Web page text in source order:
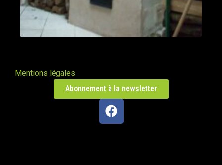
Mentions légales
Abonnement à la newsletter